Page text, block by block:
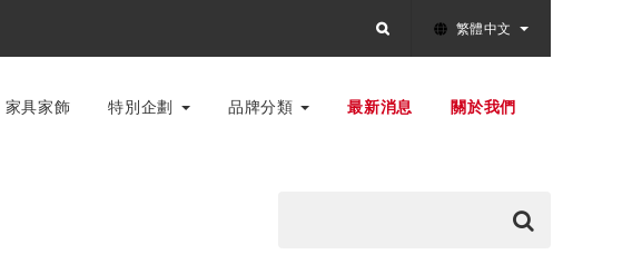
繁體中文
家具家飾 特別企劃 品牌分類 最新消息 關於我們